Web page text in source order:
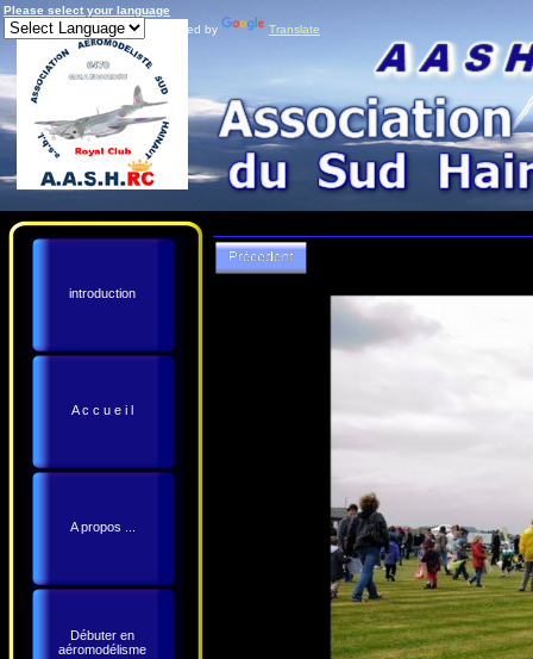
Please select your language
Powered by
Translate
introduction
A c c u e i l
A propos ...
Débuter en
aéromodélisme